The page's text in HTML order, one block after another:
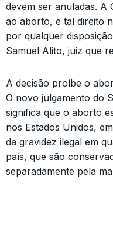
devem ser anuladas. A
ao aborto, e tal direito
por qualquer
Samuel Alito, juiz que
A decisão proíbe o
O novo julgamento do
significa que o aborto
nos Estados Unidos,
da gravidez ilegal em
país, que são
separadamente pela